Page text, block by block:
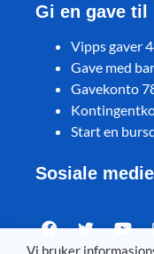
Gi en gave til
Vipps gaver
Gave med
Gavekonto
Start en
Sosiale
Vi bruker